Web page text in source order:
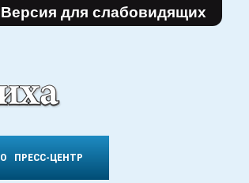
Версия для слабовидящих
ПРЕСС-ЦЕНТР